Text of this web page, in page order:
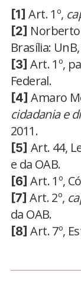
[1] Art. 1º,
[2]
Brasília:
[3] Art. 1º,
Federal.
[4] Amaro
cidadania e
2011.
[5] Art. 44,
e da OAB.
[6] Art. 1º,
[7] Art. 2º,
da OAB.
[8] Art. 7º,